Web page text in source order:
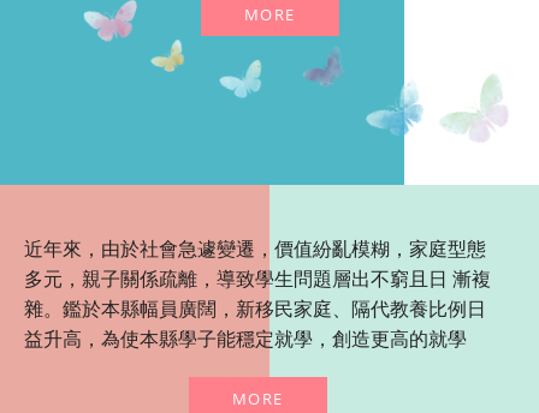
MORE
近年來，由於社會急遽變遷，價值紛亂模糊，家庭型態
多元，親子關係疏離，導致學生問題層出不窮且日 漸複
雜。鑑於本縣幅員廣闊，新移民家庭、隔代教養比例日
益升高，為使本縣學子能穩定就學，創造更高的就學
導工作，期能建立完備的輔導體系以維護與促進學生的
MORE